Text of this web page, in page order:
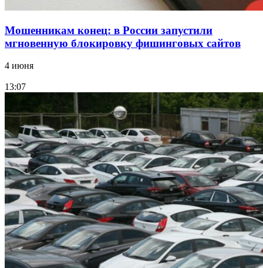
Мошенникам конец: в России запустили
мгновенную блокировку фишинговых сайтов
4 июня
13:07